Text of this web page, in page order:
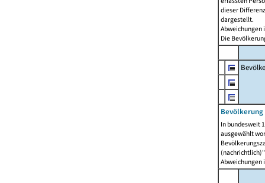
dieser
dargestellt.
Abweichungen
Die
In bundesweit
ausgewählt
Abweichungen